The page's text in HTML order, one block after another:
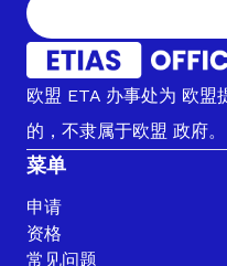
欧盟 ETA 办事处为 欧盟
的，不隶属于欧盟 政府。
菜单
申请
资格
常见问题